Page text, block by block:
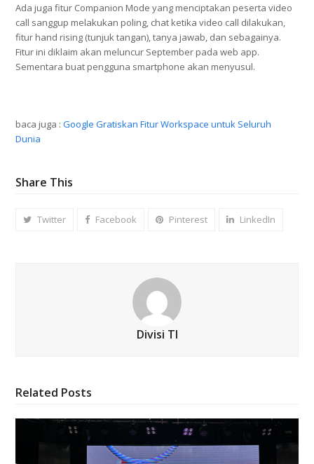
Ada juga fitur Companion Mode yang menciptakan peserta video
call sanggup melakukan poling, chat ketika video call dilakukan,
fitur hand rising (tunjuk tangan), tanya jawab, dan sebagainya.
Fitur ini diklaim akan meluncur September pada web app.
Sementara buat pengguna smartphone akan menyusul.
baca juga :Google Gratiskan Fitur Workspace untuk Seluruh
Dunia
Share This
Twitter Facebook Pinterest LinkedIn
Divisi TI
Related Posts